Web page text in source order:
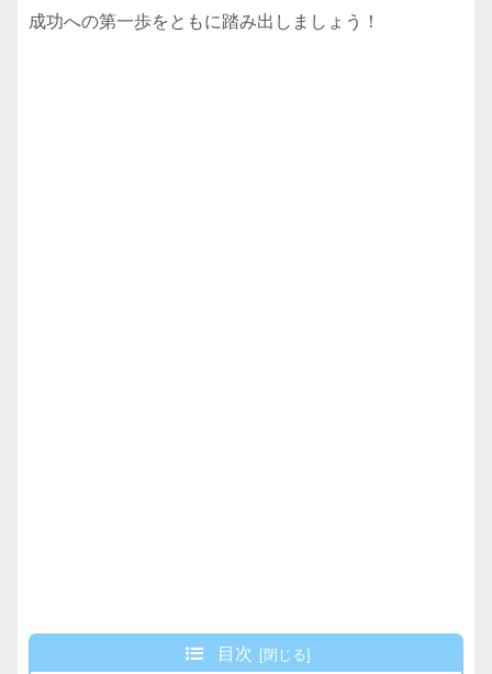
成功への第一歩をともに踏み出しましょう！
目次